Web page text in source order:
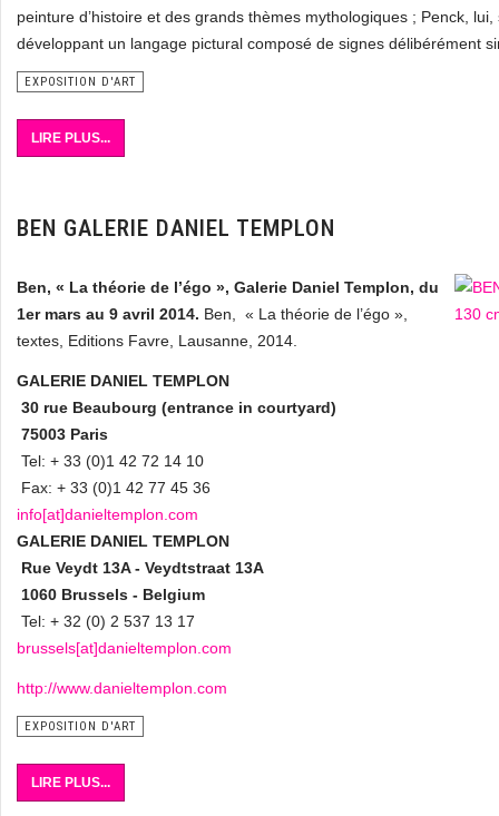
peinture d’histoire et des grands thèmes mythologiques ; Penck,
développant un langage pictural composé de signes délibérément
EXPOSITION D'ART
LIRE PLUS...
BEN GALERIE DANIEL TEMPLON
Ben, « La théorie de l’égo », Galerie Daniel Templon, du
1er mars au 9 avril 2014. Ben, « La théorie de l’égo »,
textes, Editions Favre, Lausanne, 2014.
GALERIE DANIEL TEMPLON
30 rue Beaubourg (entrance in courtyard)
75003 Paris
Tel: + 33 (0)1 42 72 14 10
Fax: + 33 (0)1 42 77 45 36
info[at]danieltemplon.com
GALERIE DANIEL TEMPLON
Rue Veydt 13A - Veydtstraat 13A
1060 Brussels - Belgium
Tel: + 32 (0) 2 537 13 17
brussels[at]danieltemplon.com
http://www.danieltemplon.com
EXPOSITION D'ART
LIRE PLUS...